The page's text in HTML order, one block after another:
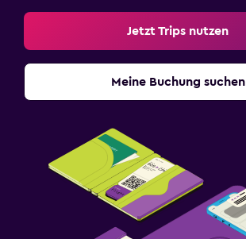
Jetzt Trips nutzen
Meine Buchung suchen